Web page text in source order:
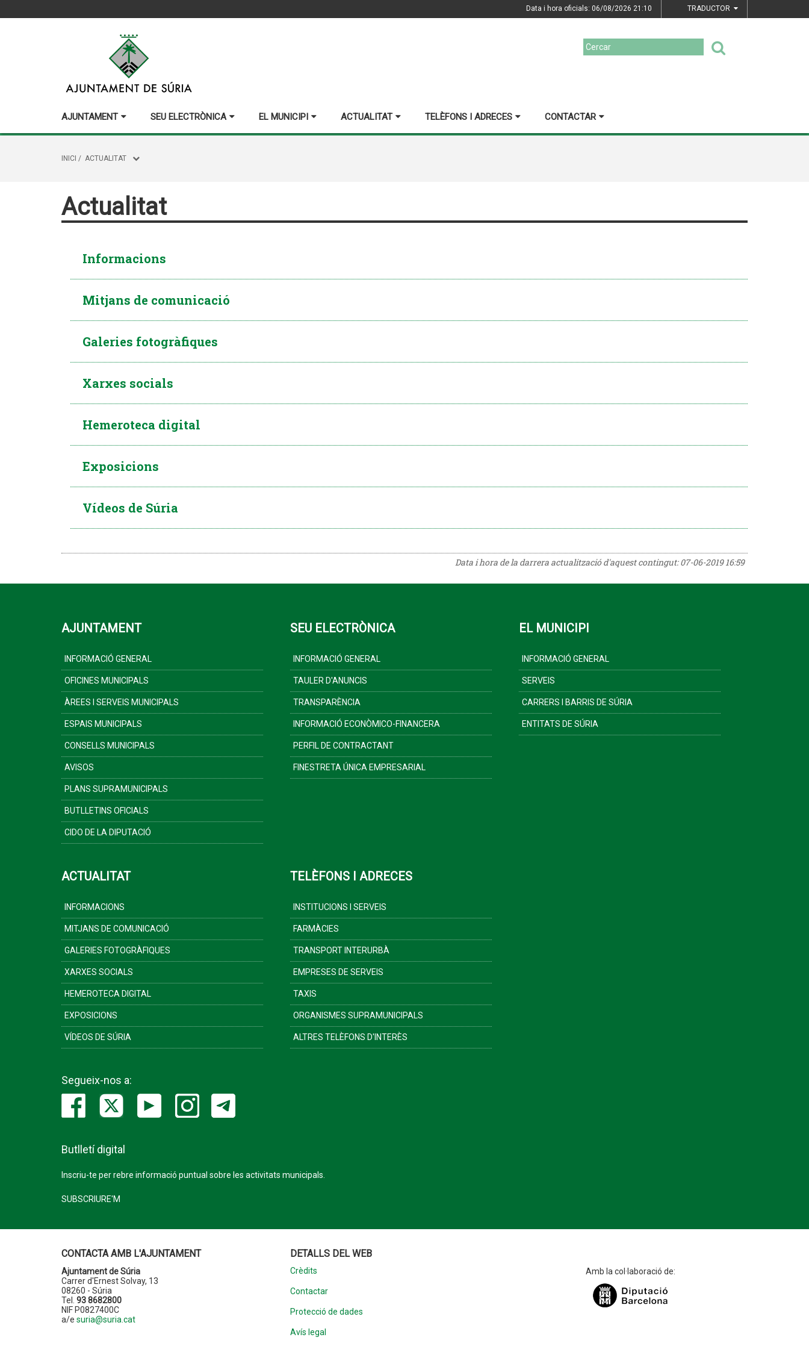
Data i hora oficials: 06/08/2026 21:10 TRADUCTOR
AJUNTAMENT SEU ELECTRÒNICA EL MUNICIPI ACTUALITAT TELÈFONS I ADRECES CONTACTAR
INICI / ACTUALITAT
Actualitat
Informacions
Mitjans de comunicació
Galeries fotogràfiques
Xarxes socials
Hemeroteca digital
Exposicions
Vídeos de Súria
Data i hora de la darrera actualització d'aquest contingut:07-06-2019 16:59
AJUNTAMENT
INFORMACIÓ GENERAL
OFICINES MUNICIPALS
ÀREES I SERVEIS MUNICIPALS
ESPAIS MUNICIPALS
CONSELLS MUNICIPALS
AVISOS
PLANS SUPRAMUNICIPALS
BUTLLETINS OFICIALS
CIDO DE LA DIPUTACIÓ
SEU ELECTRÒNICA
INFORMACIÓ GENERAL
TAULER D'ANUNCIS
TRANSPARÈNCIA
INFORMACIÓ ECONÒMICO-FINANCERA
PERFIL DE CONTRACTANT
FINESTRETA ÚNICA EMPRESARIAL
EL MUNICIPI
INFORMACIÓ GENERAL
SERVEIS
CARRERS I BARRIS DE SÚRIA
ENTITATS DE SÚRIA
ACTUALITAT
INFORMACIONS
MITJANS DE COMUNICACIÓ
GALERIES FOTOGRÀFIQUES
XARXES SOCIALS
HEMEROTECA DIGITAL
EXPOSICIONS
VÍDEOS DE SÚRIA
TELÈFONS I ADRECES
INSTITUCIONS I SERVEIS
FARMÀCIES
TRANSPORT INTERURBÀ
EMPRESES DE SERVEIS
TAXIS
ORGANISMES SUPRAMUNICIPALS
ALTRES TELÈFONS D'INTERÈS
Segueix-nos a:
Butlletí digital
Inscriu-te per rebre informació puntual sobre les activitats municipals.
SUBSCRIURE'M
CONTACTA AMB L'AJUNTAMENT
Ajuntament de Súria
Carrer d'Ernest Solvay, 13
08260 - Súria
Tel. 93 8682800
NIF P0827400C
a/e suria@suria.cat
DETALLS DEL WEB
Crèdits
Contactar
Protecció de dades
Avís legal
Amb la col·laboració de: